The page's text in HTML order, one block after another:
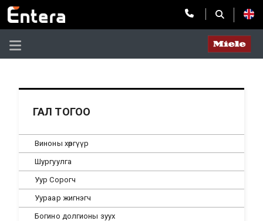
ГАЛ ТОГОО
Виноны хөргүүр
Шургуулга
Уур Сорогч
Уураар жигнэгч
Богино долгионы зуух